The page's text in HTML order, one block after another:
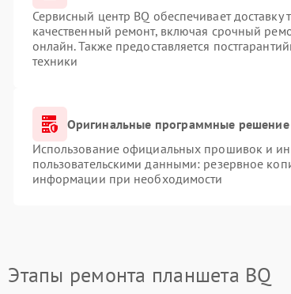
Сервисный центр BQ обеспечивает
качественный ремонт, включая срочный
онлайн. Также предоставляется
техники
Оригинальные программные
Использование официальных прошивок и
пользовательскими данными: резервное
информации при необходимости
Этапы ремонта планшета BQ